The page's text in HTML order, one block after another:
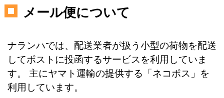
メール便について
ナランハでは、配送業者が扱う小型の荷物を配送
してポストに投函するサービスを利用していま
す。 主にヤマト運輸の提供する「ネコポス」を
利用しています。